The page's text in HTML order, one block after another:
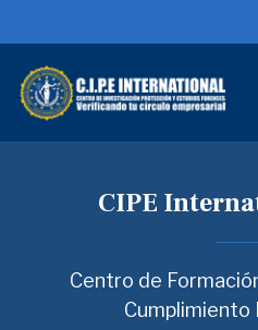
CIPE
Centro de
Cumplimiento